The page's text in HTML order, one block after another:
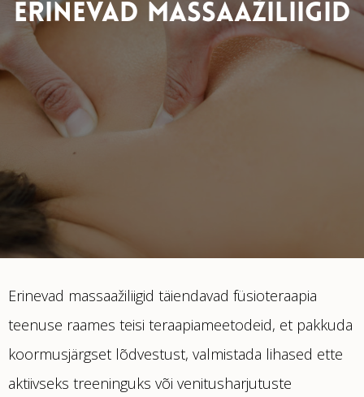
ERINEVAD MASSAAŽILIIGID
Erinevad massaažiliigid täiendavad füsioteraapia
teenuse raames teisi teraapiameetodeid, et pakkuda
koormusjärgset lõdvestust, valmistada lihased ette
aktiivseks treeninguks või venitusharjutuste